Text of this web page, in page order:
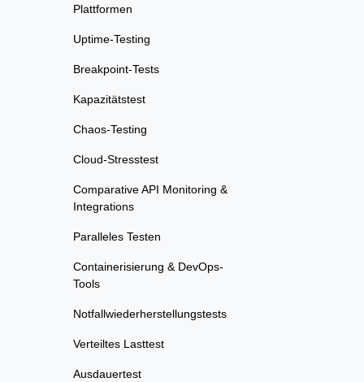
Plattformen
Uptime-Testing
Breakpoint-Tests
Kapazitätstest
Chaos-Testing
Cloud-Stresstest
Comparative API Monitoring &
Integrations
Paralleles Testen
Containerisierung & DevOps-
Tools
Notfallwiederherstellungstests
Verteiltes Lasttest
Ausdauertest